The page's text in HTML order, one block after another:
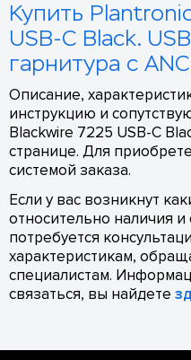
Купить
USB-C Black.
гарнитура с
Описание,
инструкцию и
Blackwire 7225 USB-C
странице. Для
системой заказа.
Если у вас возникнут
относительно наличия
потребуется
характеристикам,
специалистам.
связаться, вы найдете